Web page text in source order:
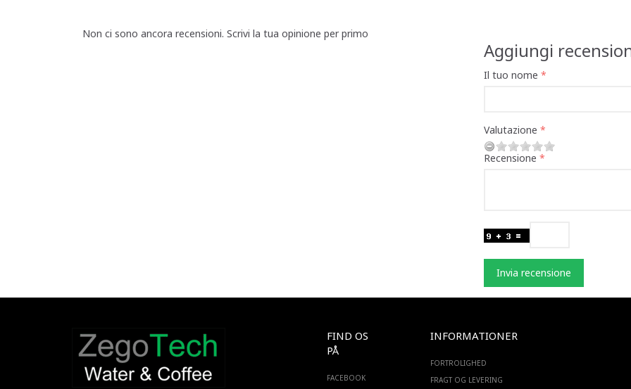
Non ci sono ancora recensioni. Scrivi la tua opinione per primo
Aggiungi
Il tuo nome
Valutazione
Recensione
Invia recensione
FIND OS
PÅ
FACEBOOK
INFORMATIONER
FORTROLIGHED
FRAGT OG LEVERING